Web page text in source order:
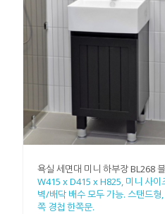
욕실 세면대 미니 하부장 BL268
W415 x D415 x H825, 미니 사이
벽/배닥 배수 모두 가능. 스탠드형,
쪽 경첩 한쪽문.